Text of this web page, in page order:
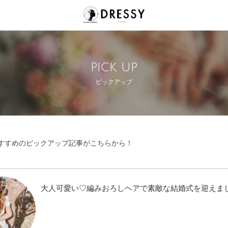
pick up
ピックアップ
すめのピックアップ記事がこちらから！
大人可愛い♡編みおろしヘアで素敵な結婚式を迎え